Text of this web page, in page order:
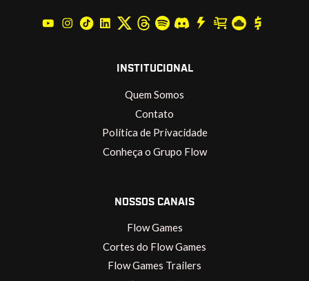
INSTITUCIONAL
Quem Somos
Contato
Política de Privacidade
Conheça o Grupo Flow
NOSSOS CANAIS
Flow Games
Cortes do Flow Games
Flow Games Trailers